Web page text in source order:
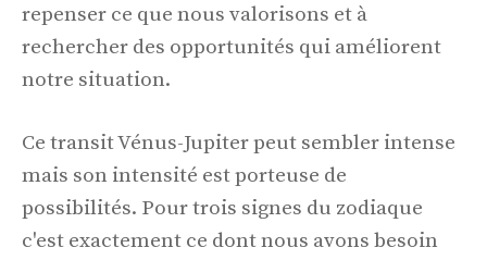
repenser ce que nous valorisons et à
rechercher des opportunités qui améliorent
notre situation.
Ce transit Vénus-Jupiter peut sembler intense
mais son intensité est porteuse de
possibilités. Pour trois signes du zodiaque
c'est exactement ce dont nous avons besoin